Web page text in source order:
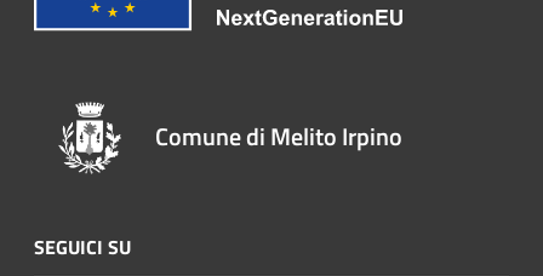
Comune di Melito Irpino
SEGUICI SU